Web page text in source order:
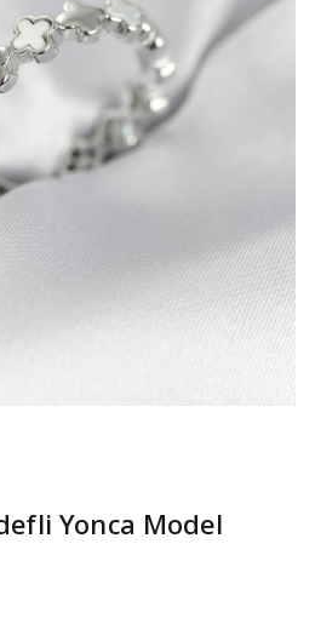
Yonca Model